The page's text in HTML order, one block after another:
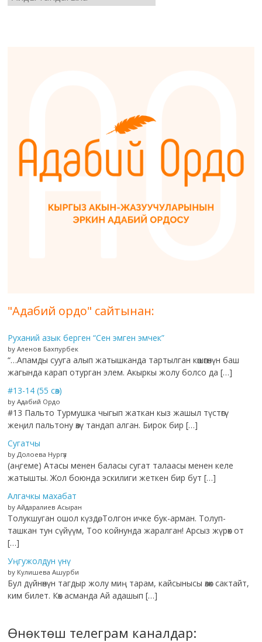
"Адабий ордо" сайтынан:
Руханий азык берген “Сен эмген эмчек”
by Аленов Бахпурбек
“…Апамды сууга алып жатышканда тартылган көшөгөнүн баш
жагында карап отурган элем. Акыркы жолу болсо да […]
#13-14 (55 сөз)
by Адабий Ордо
#13 Пальто Турмушка чыгып жаткан кыз жашыл түстөгү
жеңил пальтону өзү тандап алган. Бирок бир […]
Сугатчы
by Долоева Нургүл
(аңгеме) Атасы менен баласы сугат талаасы менен келе
жатышты. Жол боюнда эскилиги жеткен бир бут […]
Алгачкы махабат
by Айдаралиев Асыран
Толукшуган ошол күздө, Толгон ичке бук-арман. Толуп-
ташкан тун сүйүүм, Тоо койнунда жаралган! Арсыз жүрөк от
[…]
Уңгужолдун үнү
by Кулишева Ашурби
Бул дүйнөнүн тагдыр жолу миң тарам, кайсынысы өзөк сактайт,
ким билет. Көк асманда Ай адашып […]
Өнөктөш телеграм каналдар: